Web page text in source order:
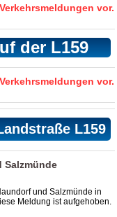
vor.
der L159
vor.
L159
Salzmünde
und Salzmünde in
Meldung ist aufgehoben.